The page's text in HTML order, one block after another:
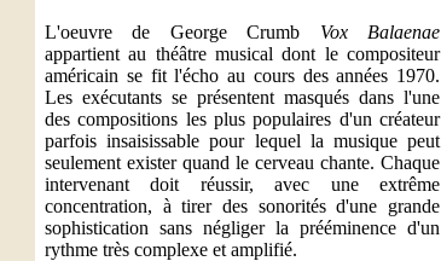
L'oeuvre de George Crumb Vox Balaenae
appartient au théâtre musical dont le compositeur
américain se fit l'écho au cours des années 1970.
Les exécutants se présentent masqués dans l'une
des compositions les plus populaires d'un créateur
parfois insaisissable pour lequel la musique peut
seulement exister quand le cerveau chante. Chaque
intervenant doit réussir, avec une extrême
concentration, à tirer des sonorités d'une grande
sophistication sans négliger la prééminence d'un
rythme très complexe et amplifié.